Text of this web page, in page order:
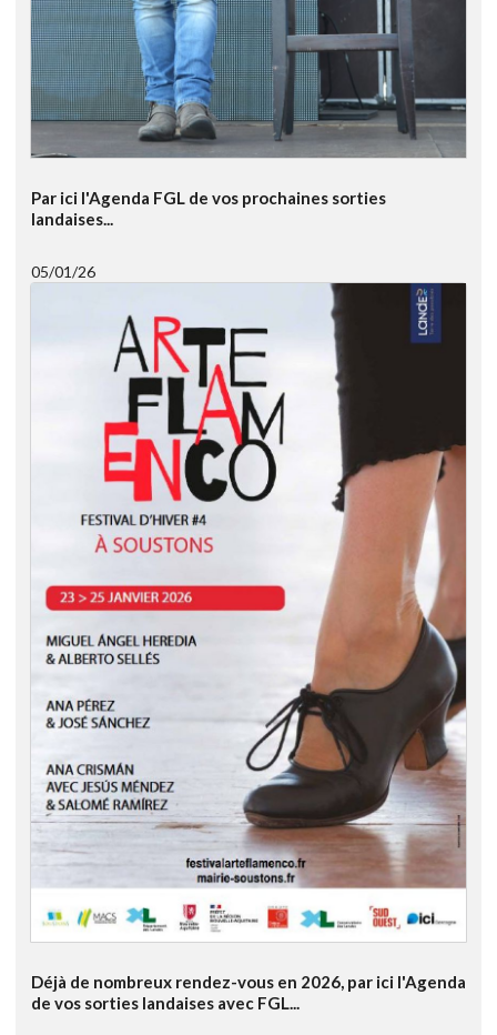
Par ici l'Agenda FGL de vos prochaines sorties
landaises...
05/01/26
Déjà de nombreux rendez-vous en 2026, par ici l'Agenda
de vos sorties landaises avec FGL...